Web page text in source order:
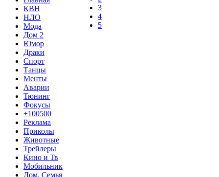
КВН
НЛО
Мода
Дом 2
Юмор
Драки
Спорт
Танцы
Менты
Аварии
Тюнинг
Фокусы
+100500
Реклама
Приколы
Животные
Трейлеры
Кино и Тв
Мобильник
Дом, Семья
3
4
5